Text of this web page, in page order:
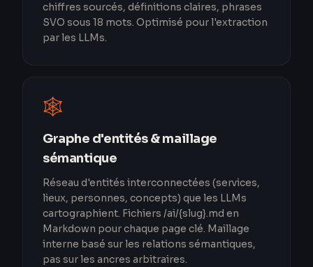
chiffres sourcés, définitions claires, phrases
SVO sous 18 mots. Optimisé pour l'extraction
par les LLMs.
🕸️
Graphe d'entités & maillage
sémantique
Réseau d'entités interconnectées (services,
lieux, personnes, concepts) que les LLMs
cartographient. Fichiers /ai/{slug}.md en
Markdown pour chaque page clé. Maillage
interne basé sur les relations sémantiques,
pas sur les ancres arbitraires.